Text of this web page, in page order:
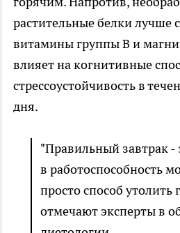
растительные белки лучше
витамины группы B и
влияет на когнитивные
стрессоустойчивость в
дня.
"Правильный завтрак -
в работоспособность
просто способ утолить
отмечают эксперты в